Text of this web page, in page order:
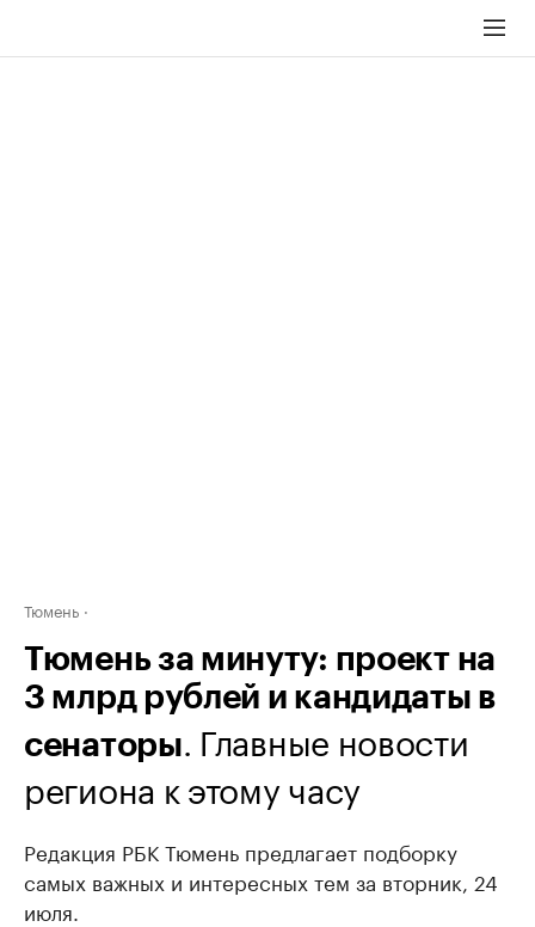
Тюмень
Тюмень за минуту: проект на
3 млрд рублей и кандидаты в
сенаторы. Главные новости
региона к этому часу
Редакция РБК Тюмень предлагает подборку
самых важных и интересных тем за вторник, 24
июля.